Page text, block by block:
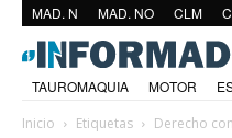
MAD. N MAD. NO CLM
TAUROMAQUIA MOTOR
Inicio
Etiquetas Derecho